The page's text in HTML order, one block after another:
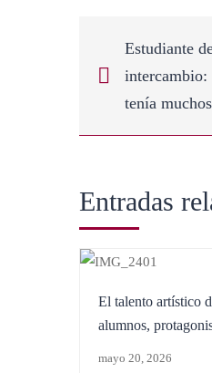
Estudiante
intercambio:
tenía
Entradas
El talento artístico
alumnos,
mayo 20, 2026